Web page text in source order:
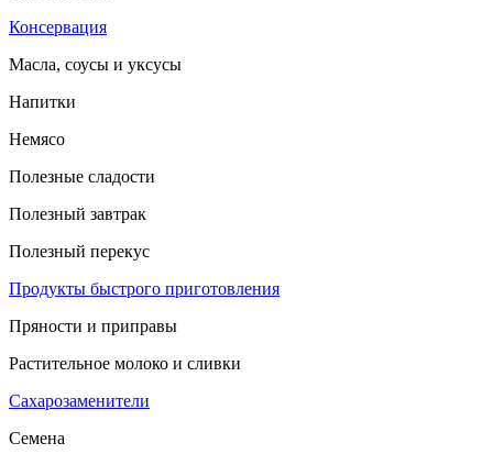
Консервация
Масла, соусы и уксусы
Напитки
Немясо
Полезные сладости
Полезный завтрак
Полезный перекус
Продукты быстрого приготовления
Пряности и приправы
Растительное молоко и сливки
Сахарозаменители
Семена